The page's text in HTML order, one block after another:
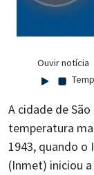
Ouvir notícia
A cidade de
temperatura
1943, quando
(Inmet) iniciou